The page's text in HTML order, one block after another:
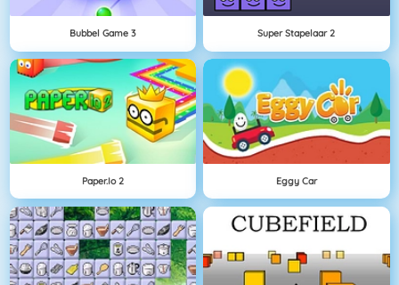
Bubbel Game 3 Super Stapelaar 2
Paper.io 2 Eggy Car